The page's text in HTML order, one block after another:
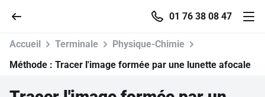
01 76 38 08 47
Accueil Terminale
Physique-Chimie
Méthode : Tracer l'image formée par une lunette afocale